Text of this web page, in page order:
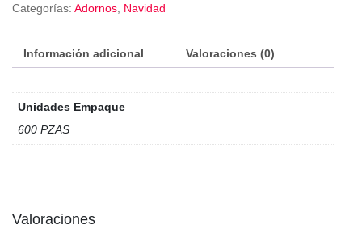
Categorías: Adornos Navidad
Información adicional Valoraciones (0)
Unidades Empaque
600 PZAS
Valoraciones